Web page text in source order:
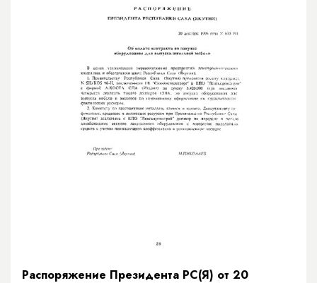
Распоряжение Президента РС(Я) от 20